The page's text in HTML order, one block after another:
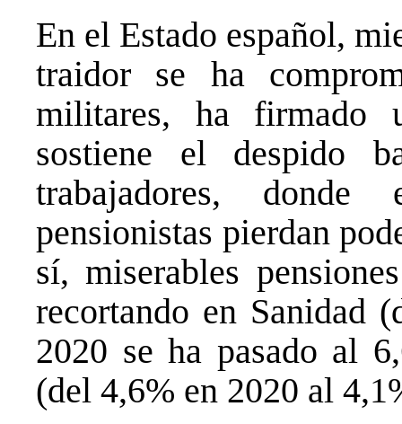
En el Estado español,
traidor se ha
militares, ha firmado
sostiene el despido
trabajadores,
pensionistas pierdan
sí, miserables
recortando en Sanidad
2020 se ha pasado al
(del 4,6% en 2020 al